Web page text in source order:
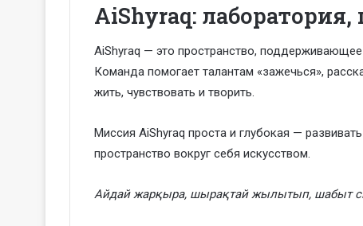
AiShyraq:
AiShyraq — это пространство,
Команда помогает талантам «зажечься»,
жить, чувствовать и творить.
Миссия AiShyraq проста и глубокая —
пространство вокруг себя искусством.
Айдай жарқыра, шырақтай жылытып, шабыт